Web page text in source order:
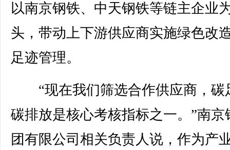
以南京钢铁、中天钢铁等链主企业
头，带动上下游供应商实施绿色改
足迹管理。
“现在我们筛选合作供应商，碳
碳排放是核心考核指标之一。”南京
团有限公司相关负责人说，作为产